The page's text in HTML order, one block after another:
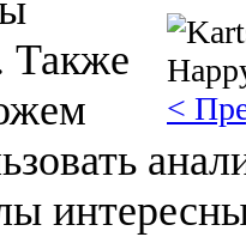
<
Также